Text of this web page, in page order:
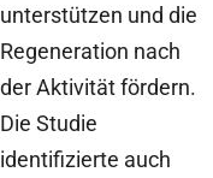
unterstützen und die
Regeneration nach
der Aktivität fördern.
Die Studie
identifizierte auch